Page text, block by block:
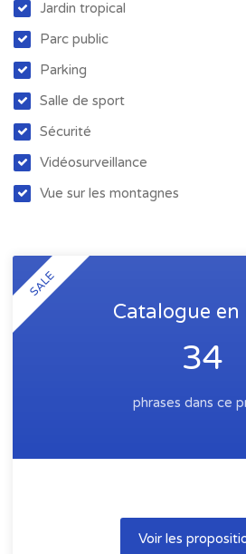
Jardin tropical
Parc public
Parking
Salle de sport
Sécurité
Vidéosurveillance
Vue sur les montagnes
SALE
Catalogue en
34
phrases dans ce
Voir les